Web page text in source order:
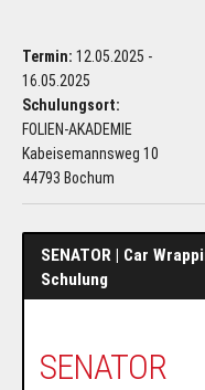
Termin: 12.05.2025 -
16.05.2025
Schulungsort:
FOLIEN-AKADEMIE
Kabeisemannsweg 10
44793 Bochum
SENATOR | Car
Schulung
SENATOR